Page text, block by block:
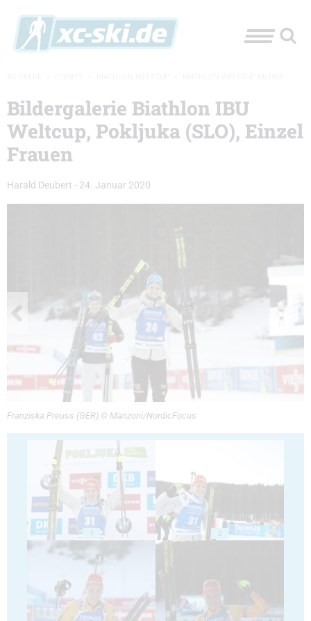
Bildergalerie Biathlon IBU
Weltcup, Pokljuka (SLO), Einzel
Frauen
Harald Deubert - 24. Januar 2020
Franziska Preuss (GER) © Manzoni/NordicFocus
1 2